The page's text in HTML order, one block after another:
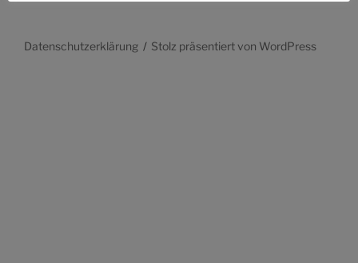
Datenschutzerklärung Stolz präsentiert von WordPress